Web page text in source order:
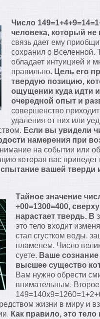
Число
человека, который не
связь дает ему
сохранил о Вселенной.
обладает интуицией и
правильно. Цель его
твердую позицию,
ощущении куда идти
очередной опыт и
совершенство
удаления от них или
Если вы увидели
намерения при
на событии или
которая вас
вашей тверди
Тайное значение
+00=1300=400,
нарастает твердь. В
это тело входит
стал сгустком воды,
пламенем. Число
суете. Ваше
высшее существо
Вам нужно обрести
внимательным.
жизни в миру и
Как правило, это